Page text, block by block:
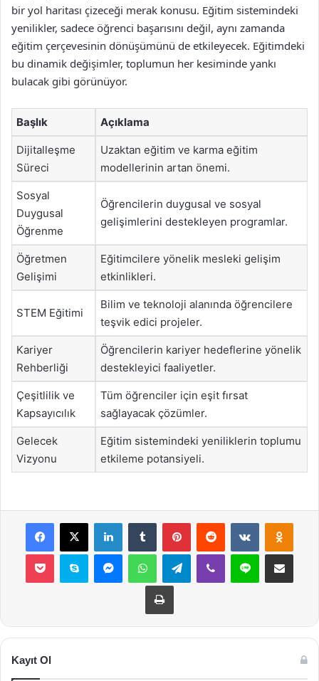
bir yol haritası çizeceği merak konusu. Eğitim sistemindeki
yenilikler, sadece öğrenci başarısını değil, aynı zamanda
eğitim çerçevesinin dönüşümünü de etkileyecek. Eğitimdeki
bu dinamik değişimler, toplumun her kesiminde yankı
bulacak gibi görünüyor.
Başlık Açıklama
Dijitalleşme
Süreci
Uzaktan eğitim ve karma eğitim
modellerinin artan önemi.
Sosyal
Duygusal
Öğrenme
Öğrencilerin duygusal ve sosyal
gelişimlerini destekleyen programlar.
Öğretmen
Gelişimi
Eğitimcilere yönelik mesleki gelişim
etkinlikleri.
STEM Eğitimi
Bilim ve teknoloji alanında öğrencilere
teşvik edici projeler.
Kariyer
Rehberliği
Öğrencilerin kariyer hedeflerine yönelik
destekleyici faaliyetler.
Çeşitlilik ve
Kapsayıcılık
Tüm öğrenciler için eşit fırsat
sağlayacak çözümler.
Gelecek
Vizyonu
Eğitim sistemindeki yeniliklerin toplumu
etkileme potansiyeli.
Facebook
X LinkedInTumblr PinterestReddit VKontakte
Pocket Skype MessengerWhatsAppTelegramViber Line E-Posta ile
Yazdır
Kayıt Ol